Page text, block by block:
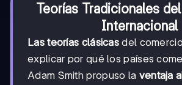
Teorías Tradicionales
Internacional
Las teorías clásicas del
explicar por qué los países
Adam Smith propuso la ventaja